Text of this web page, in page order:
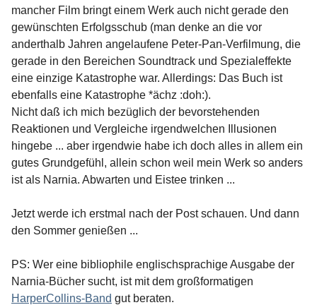
mancher Film bringt einem Werk auch nicht gerade den
gewünschten Erfolgsschub (man denke an die vor
anderthalb Jahren angelaufene Peter-Pan-Verfilmung, die
gerade in den Bereichen Soundtrack und Spezialeffekte
eine einzige Katastrophe war. Allerdings: Das Buch ist
ebenfalls eine Katastrophe *ächz :doh:).
Nicht daß ich mich bezüglich der bevorstehenden
Reaktionen und Vergleiche irgendwelchen Illusionen
hingebe ... aber irgendwie habe ich doch alles in allem ein
gutes Grundgefühl, allein schon weil mein Werk so anders
ist als Narnia. Abwarten und Eistee trinken ...
Jetzt werde ich erstmal nach der Post schauen. Und dann
den Sommer genießen ...
PS: Wer eine bibliophile englischsprachige Ausgabe der
Narnia-Bücher sucht, ist mit dem großformatigen
HarperCollins-Band gut beraten.